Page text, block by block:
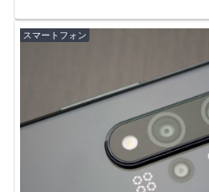
スマートフォン